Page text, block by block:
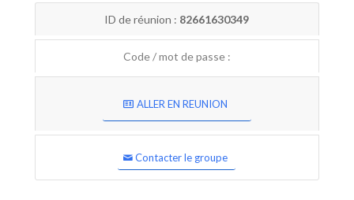
ID de réunion : 82661630349
Code / mot de passe :
ALLER EN REUNION
Contacter le groupe